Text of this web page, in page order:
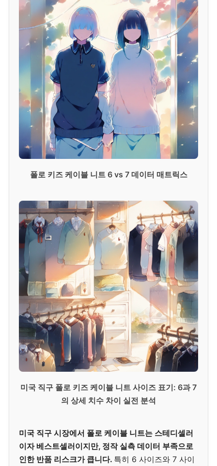
폴로 키즈 케이블 니트 6 vs 7 데이터 매트릭스
미국 직구 폴로 키즈 케이블 니트 사이즈 표기: 6과 7
의 상세 치수 차이 실전 분석
미국 직구 시장에서 폴로 케이블 니트는 스테디셀러
이자 베스트셀러이지만, 정작 실측 데이터 부족으로
인한 반품 리스크가 큽니다. 특히 6 사이즈와 7 사이